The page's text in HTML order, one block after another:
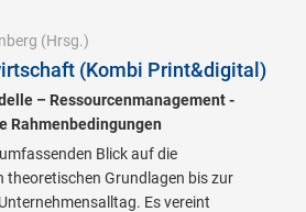
(Hrsg.)
(Kombi Print&digital)
– Ressourcenmanagement -
Rahmenbedingungen
Blick auf die
Grundlagen bis zur
Es vereint